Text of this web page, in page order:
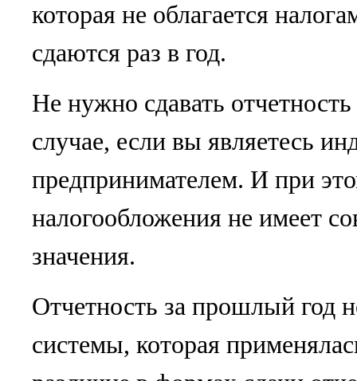
которая не облагается
сдаются раз в год.
Не нужно сдавать
случае, если вы являетесь
предпринимателем. И при
налогообложения не имеет
значения.
Отчетность за прошлый год
системы, которая